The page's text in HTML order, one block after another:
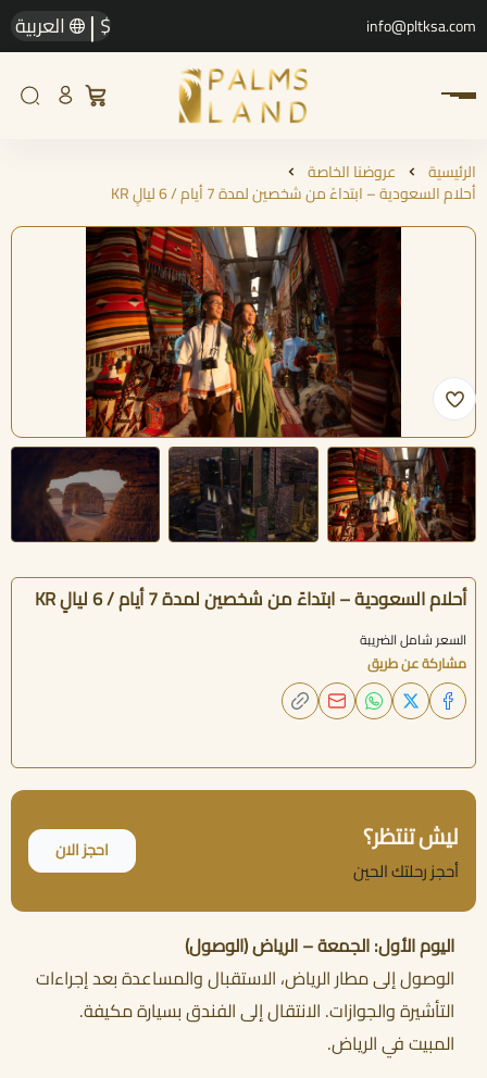
info@pltksa.com
$
| العربية
الرئيسية عروضنا الخاصة
أحلام السعودية – ابتداءً من شخصين لمدة 7 أيام / 6 ليالٍ KR
أحلام السعودية – ابتداءً من شخصين لمدة 7 أيام / 6 ليالٍ KR
السعر شامل الضريبة
مشاركة عن طريق
ليش تنتظر؟
أحجز رحلتك الحين
احجز الان
اليوم الأول: الجمعة – الرياض (الوصول)
الوصول إلى مطار الرياض، الاستقبال والمساعدة بعد إجراءات
التأشيرة والجوازات. الانتقال إلى الفندق بسيارة مكيفة.
المبيت في الرياض.